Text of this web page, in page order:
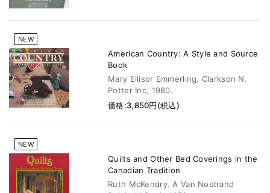
NEW
American Country: A Style and Source
Book
Mary Ellisor Emmerling. Clarkson N.
Potter Inc, 1980.
価格:3,850円(税込)
NEW
Quilts and Other Bed Coverings in the
Canadian Tradition
Ruth McKendry. A Van Nostrand